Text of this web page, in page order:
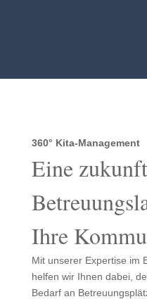
360° Kita-Management
Eine
Ihre
Mit unserer Expertise im
helfen wir Ihnen dabei,
Bedarf an